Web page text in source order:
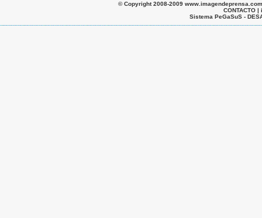
© Copyright 2008-2009
CONTACTO
Sistema PeGaSuS -